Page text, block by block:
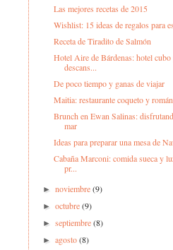
Las mejores recetas de 2015
Wishlist: 15 ideas de regalos para
Receta de Tiradito de Salmón
Hotel Aire de Bárdenas: hotel cubo
descans...
De poco tiempo y ganas de viajar
Maitia: restaurante coqueto y
Brunch en Ewan Salinas:
mar
Ideas para preparar una mesa de
Cabaña Marconi: comida sueca y
pr...
►noviembre(9)
►octubre(9)
►septiembre(8)
►agosto(8)